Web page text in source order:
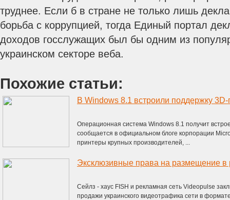
труднее. Если б в стране не только лишь
борьба с коррупцией, тогда Единый портал
доходов госслужащих был бы одним из
украинском секторе веба.
Похожие статьи:
В Windows 8.1 встроили поддержку
Операционная система Windows 8.1 получит
сообщается в официальном блоге корпорации
принтеры крупных производителей, ...
Cейлз - хаус FISH и рекламная сеть Videopulse
продажи украинского видеотрафика сети в